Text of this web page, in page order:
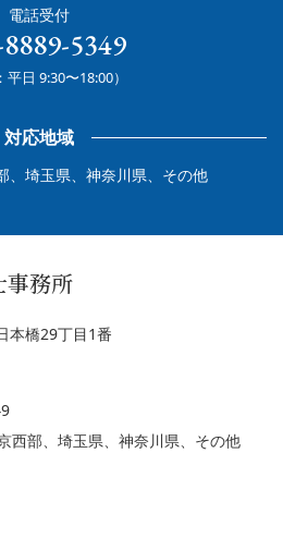
電話受付
5349
平日 9:30〜18:00）
対応地域
、埼玉県、神奈川県、その他
事務所
本橋29丁目1番
西部、埼玉県、神奈川県、その他